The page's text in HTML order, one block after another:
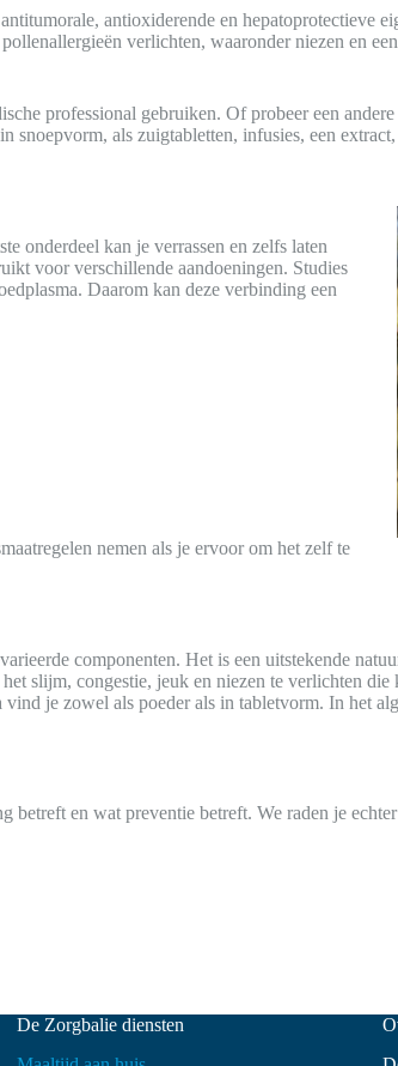
antioxiderende en hepatoprotectieve
verlichten, waaronder niezen en
professional gebruiken. Of probeer een
als zuigtabletten, infusies, een
onderdeel kan je verrassen en zelfs laten
voor verschillende aandoeningen. Studies
Daarom kan deze verbinding een
nemen als je ervoor om het zelf te
componenten. Het is een uitstekende
slijm, congestie, jeuk en niezen te verlichten
je zowel als poeder als in tabletvorm. In het
en wat preventie betreft. We raden je
De Zorgbalie diensten